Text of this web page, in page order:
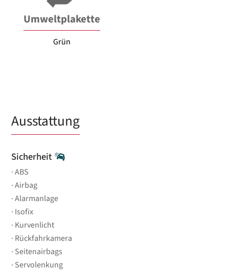
Umweltplakette
Grün
Ausstattung
Sicherheit
ABS
Airbag
Alarmanlage
Isofix
Kurvenlicht
Rückfahrkamera
Seitenairbags
Servolenkung